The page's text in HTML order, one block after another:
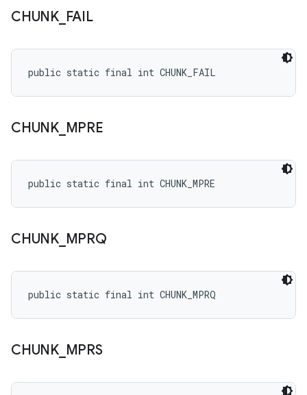
CHUNK_ FAIL
public static final int CHUNK_FAIL
CHUNK_ MPRE
public static final int CHUNK_MPRE
CHUNK_ MPRQ
public static final int CHUNK_MPRQ
CHUNK_ MPRS